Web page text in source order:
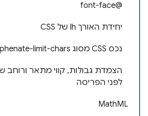
@font-face
יחידת האורך lh של CSS
נכס CSS מסוג hyphenate-limit-chars
הצמדת גבולות, קווי מתאר ורוחב
לפני הפריסה
MathML